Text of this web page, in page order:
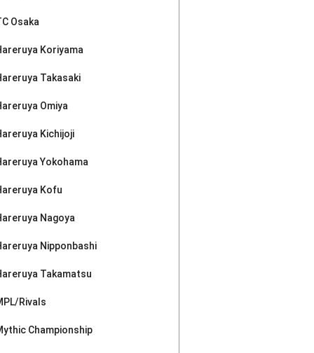
Osaka
Koriyama
Takasaki
Omiya
Kichijoji
Yokohama
Kofu
Nagoya
Nipponbashi
Takamatsu
Rivals
Championship